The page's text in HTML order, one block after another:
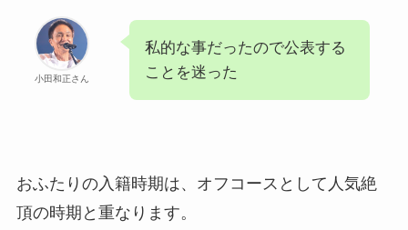
小田和正さん
私的な事だったので公表する
ことを迷った
おふたりの入籍時期は、オフコースとして人気絶
頂の時期と重なります。